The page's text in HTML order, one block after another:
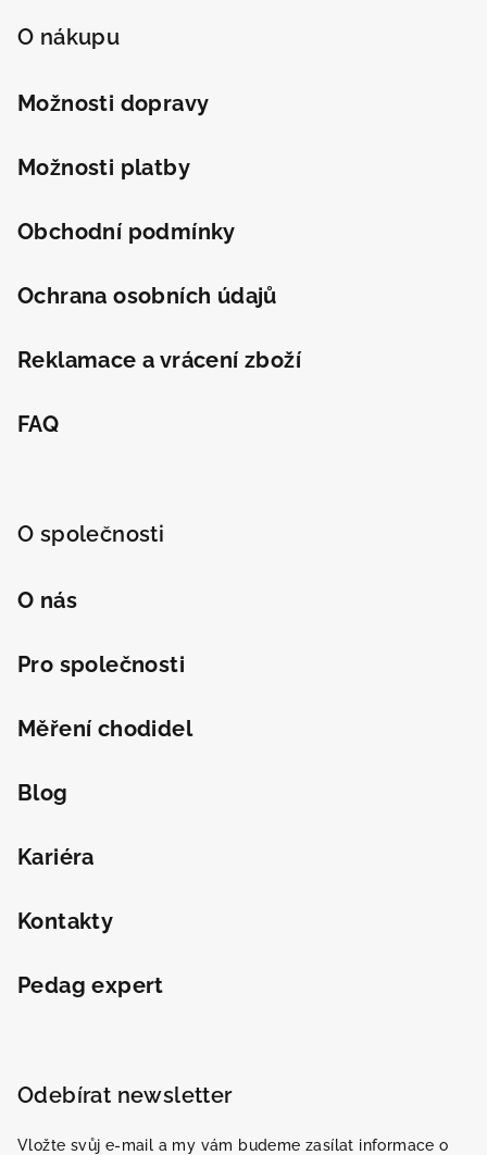
O nákupu
Možnosti dopravy
Možnosti platby
Obchodní podmínky
Ochrana osobních údajů
Reklamace a vrácení zboží
FAQ
O společnosti
O nás
Pro společnosti
Měření chodidel
Blog
Kariéra
Kontakty
Pedag expert
Odebírat newsletter
Vložte svůj e-mail a my vám budeme zasílat informace o